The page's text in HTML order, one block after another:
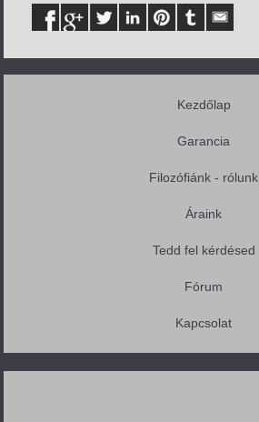
Kezdőlap
Garancia
Filozófiánk - rólunk
Áraink
Tedd fel kérdésed
Fórum
Kapcsolat